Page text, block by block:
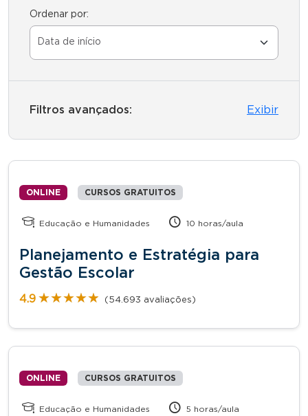
Ordenar por:
Filtros avançados: Exibir
ONLINE CURSOS GRATUITOS
Educação e Humanidades 10 horas/aula
Planejamento e Estratégia para
Gestão Escolar
4.9 ★★★★★
★★★★★ (54.693 avaliações)
ONLINE CURSOS GRATUITOS
Educação e Humanidades 5 horas/aula